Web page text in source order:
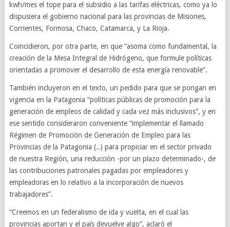
kwh/mes el tope para el subsidio a las tarifas eléctricas, como ya lo
dispusiera el gobierno nacional para las provincias de Misiones,
Corrientes, Formosa, Chaco, Catamarca, y La Rioja.
Coincidieron, por otra parte, en que “asoma como fundamental, la
creación de la Mesa Integral de Hidrógeno, que formule políticas
orientadas a promover el desarrollo de esta energía renovable”.
También incluyeron en el texto, un pedido para que se pongan en
vigencia en la Patagonia “políticas públicas de promoción para la
generación de empleos de calidad y cada vez más inclusivos”, y en
ese sentido consideraron conveniente “implementar el llamado
Régimen de Promoción de Generación de Empleo para las
Provincias de la Patagonia (..) para propiciar en el sector privado
de nuestra Región, una reducción -por un plazo determinado-, de
las contribuciones patronales pagadas por empleadores y
empleadoras en lo relativo a la incorporación de nuevos
trabajadores”.
“Creemos en un federalismo de ida y vuelta, en el cual las
provincias aportan y el país devuelve algo”, aclaró el